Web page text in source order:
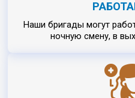
Наши бригады могут
ночную смену, в